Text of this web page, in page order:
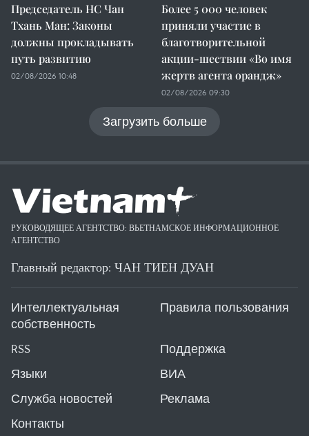
Председатель НС Чан
Тхань Ман: Законы
должны прокладывать
путь развитию
02/08/2026 10:48
Более 5 000 человек
приняли участие в
благотворительной
акции-шествии «Во имя
жертв агента орандж»
02/08/2026 09:30
Загрузить больше
РУКОВОДЯЩЕЕ АГЕНТСТВО: ВЬЕТНАМСКОЕ ИНФОРМАЦИОННОЕ
АГЕНТСТВО
Главный редактор: ЧАН ТИЕН ДУАН
Интеллектуальная
собственность
Правила пользования
RSS
Поддержка
Языки
ВИА
Служба новостей
Реклама
Контакты